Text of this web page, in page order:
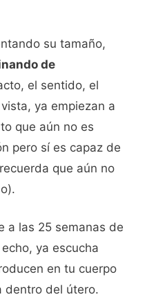
su tamaño,
de
el sentido, el
ya empiezan a
que aún no es
pero sí es capaz de
que aún no
a las 25 semanas de
ya escucha
en tu cuerpo
dentro del útero.